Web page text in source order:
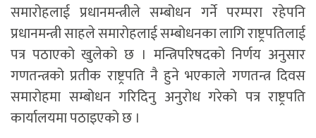
समारोहलाई प्रधानमन्त्रीले सम्बोधन गर्ने परम्परा रहेपनि
प्रधानमन्त्री साहले समारोहलाई सम्बोधनका लागि राष्ट्रपतिलाई
पत्र पठाएको खुलेको छ । मन्त्रिपरिषदको निर्णय अनुसार
गणतन्त्रको प्रतीक राष्ट्रपति नै हुने भएकाले गणतन्त्र दिवस
समारोहमा सम्बोधन गरिदिनु अनुरोध गरेको पत्र राष्ट्रपति
कार्यालयमा पठाइएको छ ।